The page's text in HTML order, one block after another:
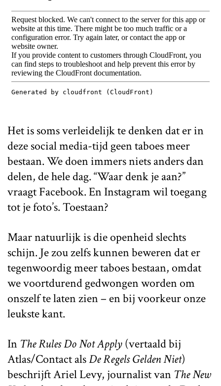
Het is soms verleidelijk te denken dat er in
deze social media-tijd geen taboes meer
bestaan. We doen immers niets anders dan
delen, de hele dag. “Waar denk je aan?”
vraagt Facebook. En Instagram wil toegang
tot je foto’s. Toestaan?
Maar natuurlijk is die openheid slechts
schijn. Je zou zelfs kunnen beweren dat er
tegenwoordig meer taboes bestaan, omdat
we voortdurend gedwongen worden om
onszelf te laten zien – en bij voorkeur onze
leukste kant.
In The Rules Do Not Apply(vertaald bij
Atlas/Contact alsDe Regels Gelden Niet)
beschrijft Ariel Levy, journalist van The New